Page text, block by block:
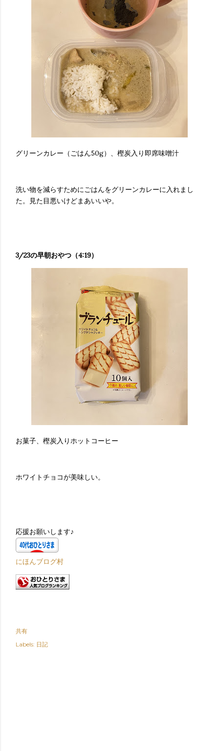
グリーンカレー（ごはん50g）、樫炭入り即席味噌汁
洗い物を減らすためにごはんをグリーンカレーに入れまし
た。見た目悪いけどまあいいや。
3/23の早朝おやつ（4:19）
お菓子、樫炭入りホットコーヒー
ホワイトチョコが美味しい。
応援お願いします♪
にほんブログ村
共有
Labels: 日記